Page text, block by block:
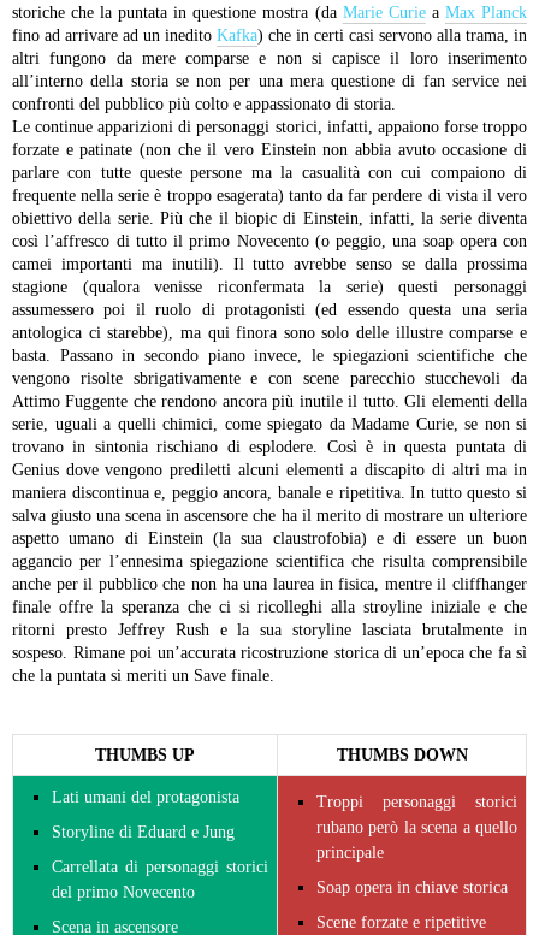
storiche che la puntata in questione mostra (da Marie Curiea Max Planck
fino ad arrivare ad un inedito Kafka) che in certi casi servono alla trama, in
altri fungono da mere comparse e non si capisce il loro inserimento
all’interno della storia se non per una mera questione di fan service nei
confronti del pubblico più colto e appassionato di storia.
Le continue apparizioni di personaggi storici, infatti, appaiono forse troppo
forzate e patinate (non che il vero Einstein non abbia avuto occasione di
parlare con tutte queste persone ma la casualità con cui compaiono di
frequente nella serie è troppo esagerata) tanto da far perdere di vista il vero
obiettivo della serie. Più che il biopic di Einstein, infatti, la serie diventa
così l’affresco di tutto il primo Novecento (o peggio, una soap opera con
camei importanti ma inutili). Il tutto avrebbe senso se dalla prossima
stagione (qualora venisse riconfermata la serie) questi personaggi
assumessero poi il ruolo di protagonisti (ed essendo questa una seria
antologica ci starebbe), ma qui finora sono solo delle illustre comparse e
basta.
Passano in secondo piano invece, le spiegazioni scientifiche che
vengono risolte sbrigativamente e con scene parecchio stucchevoli da
Attimo Fuggente che rendono ancora più inutile il tutto. Gli elementi della
serie, uguali a quelli chimici, come spiegato da Madame Curie, se non si
trovano in sintonia rischiano di esplodere. Così è in questa puntata di
Genius dove vengono prediletti alcuni elementi a discapito di altri ma in
maniera discontinua e, peggio ancora, banale e ripetitiva. In tutto questo si
salva giusto una scena in ascensore che ha il merito di mostrare un ulteriore
aspetto umano di Einstein (la sua claustrofobia) e di essere un buon
aggancio per l’ennesima spiegazione scientifica che risulta comprensibile
anche per il pubblico che non ha una laurea in fisica, mentre il cliffhanger
finale offre la speranza che ci si ricolleghi alla stroyline iniziale e che
ritorni presto Jeffrey Rush e la sua storyline lasciata brutalmente in
sospeso. Rimane poi un’accurata ricostruzione storica di un’epoca che fa sì
che la puntata si meriti un Save finale.
THUMBS UP THUMBS DOWN
Lati umani del protagonista
Storyline di Eduard e Jung
Carrellata di personaggi storici
del primo Novecento
Scena in ascensore
Troppi personaggi storici
rubano però la scena a quello
principale
Soap opera in chiave storica
Scene forzate e ripetitive